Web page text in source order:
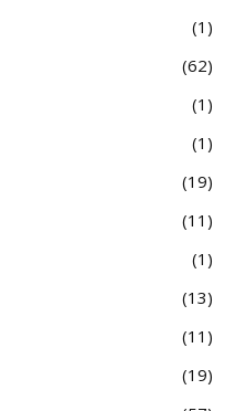
1
62
1
1
19
11
1
13
11
19